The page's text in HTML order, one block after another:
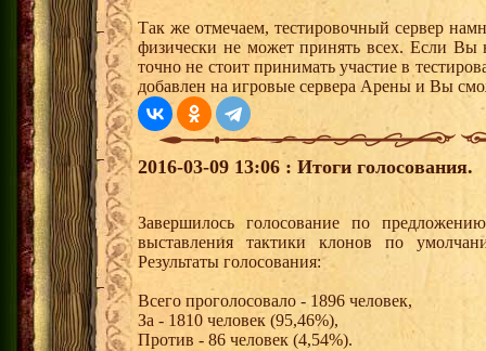
Так же отмечаем, тестировочный сервер
физически не может принять всех. Если Вы
точно не стоит принимать участие в
добавлен на игровые сервера Арены и Вы
2016-03-09 13:06 : Итоги голосования.
Завершилось голосование по
выставления тактики клонов по
Результаты голосования:
Всего проголосовало - 1896 человек,
За - 1810 человек (95,46%),
Против - 86 человек (4,54%).